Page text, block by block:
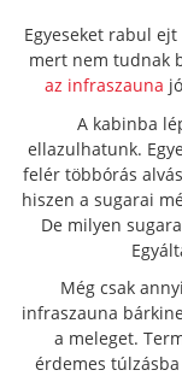
Egyeseket rabul
mert nem tudnak
az infraszauna
A kabinba
ellazulhatunk.
felér többórás
hiszen a sugarai
De milyen
Még csak
infraszauna
a meleget.
érdemes